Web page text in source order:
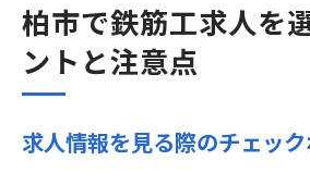
柏市で鉄筋工求人を
ントと注意点
求人情報を見る際のチェッ